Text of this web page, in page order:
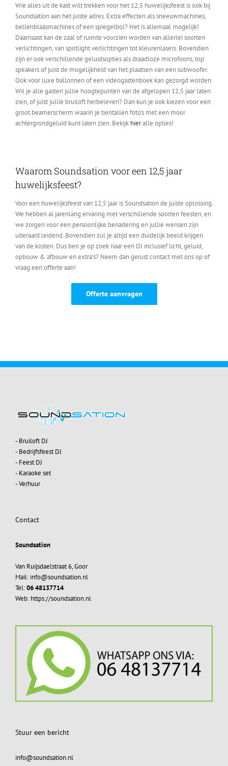
Wie alles uit de kast wilt trekken voor het 12,5 huwelijksfeest is ook bij
Soundsation aan het juiste adres. Extra effecten als sneeuwmachines,
bellenblaasmachines of een spiegelbol? Het is allemaal mogelijk!
Daarnaast kan de zaal of ruimte voorzien worden van allerlei soorten
verlichtingen, van spotlight verlichtingen tot kleurenlasers. Bovendien
zijn er ook verschillende geluidsopties als draadloze microfoons, top
speakers of juist de mogelijkheid van het plaatsen van een subwoofer.
Ook voor luxe ballonnen of een videogastenboek kan gezorgd worden.
Wil je alle gasten jullie hoogtepunten van de afgelopen 12,5 jaar laten
zien, of juist jullie bruiloft herbeleven? Dan kun je ook kiezen voor een
groot beamerscherm waarin je tientallen foto’s met een mooi
achtergrondgeluid kunt laten zien. Bekijk hieralle opties!
Waarom Soundsation voor een 12,5 jaar
huwelijksfeest?
Voor een huwelijksfeest van 12,5 jaar is Soundsation de juiste oplossing.
We hebben al jarenlang ervaring met verschillende soorten feesten, en
we zorgen voor een persoonlijke benadering en jullie wensen zijn
uiteraard leidend. Bovendien zul je altijd een duidelijk beeld krijgen
van de kosten. Dus ben je op zoek naar een DJ inclusief licht, geluid,
opbouw & afbouw en extra’s? Neem dan gerust contact met ons op of
vraag een offerte aan!
Offerte aanvragen
- Bruiloft DJ
- Bedrijfsfeest DJ
- Feest DJ
- Karaoke set
- Verhuur
Contact
Soundsation
Van Ruijsdaelstraat 6, Goor
Mail: info@soundsation.nl
Tel:06 48137714
Web: https://soundsation.nl
Stuur een bericht
info@soundsation.nl